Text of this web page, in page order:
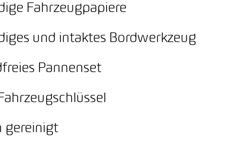
Fahrzeugpapiere
und intaktes Bordwerkzeug
Pannenset
gereinigt